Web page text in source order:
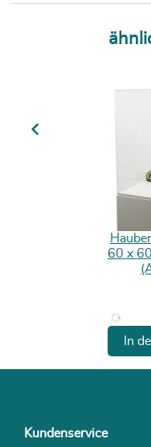
Previous
60 x
In
Kundenservice